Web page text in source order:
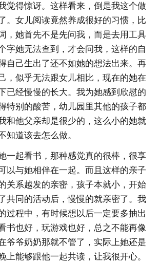
觉得惊讶。这样看来，倒是我这个做
。女儿阅读竟然养成很好的习惯，比
，她首先不是先问我，而是去用工具
字她无法查到，才会问我，这样的自
自己生出了还不如她的想法出来。再
，似乎无法跟女儿相比，现在的她在
已经慢慢的长大。我为她感到欣慰的
特别的酸苦，幼儿园里其他的孩子都
和他父亲却是很少的，这么小的她就
知道该去怎么做。
一起看书，那种感觉真的很棒，很享
以与她相伴在一起。而且这样的亲子
关系越发的亲密，孩子本就小，开始
共同的活动后，慢慢的就亲密了。我
过程中，有时候想以后一定要多抽出
书也好，玩游戏也好，总之不能再像
爷爷奶奶那就不管了，实际上她还是
上能够跟他一起共读，让我很开心。